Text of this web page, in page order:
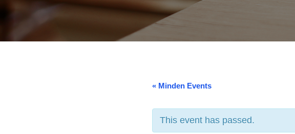
« Minden Events
This event has passed.